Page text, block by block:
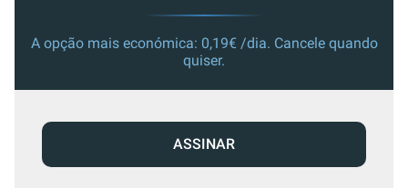
A opção mais económica: 0,19€ /dia. Cancele quando
quiser.
ASSINAR